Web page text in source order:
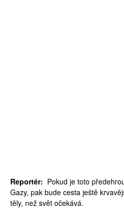
Reportér: Pokud je toto
Gazy, pak bude cesta ještě
těly, než svět očekává.